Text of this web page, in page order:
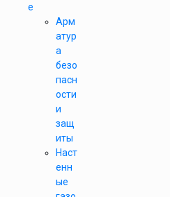
е
Арм
атур
а
безо
пасн
ости
и
защ
иты
Наст
енн
ые